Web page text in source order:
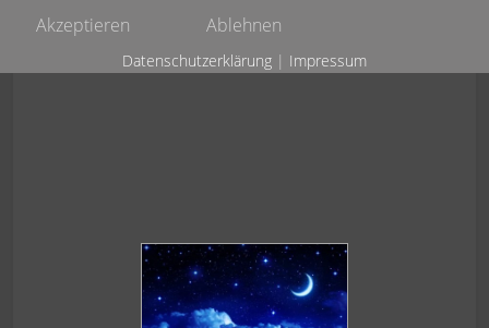
Akzeptieren Ablehnen
Datenschutzerklärung | Impressum